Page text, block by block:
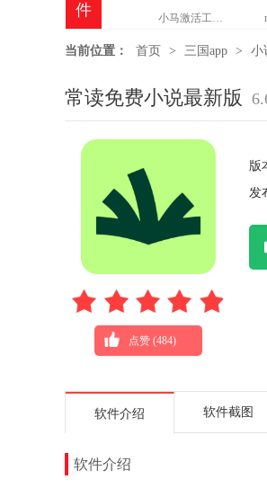
件
小马激活工具官网版
当前位置： 首页 > 三国app > 小
常读免费小说最新版
点赞 (484)
版
发
软件介绍 软件截图
软件介绍